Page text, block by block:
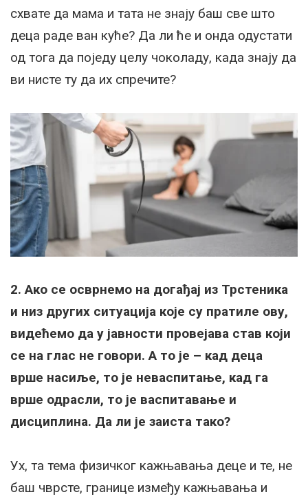
схвате да мама и тата не знају баш све што
деца раде ван куће? Да ли ће и онда одустати
од тога да поједу целу чоколаду, када знају да
ви нисте ту да их спречите?
2. Ако се осврнемо на догађај из Трстеника
и низ других ситуација које су пратиле ову,
видећемо да у јавности провејава став који
се на глас не говори. А то је – кад деца
врше насиље, то је неваспитање, кад га
врше одрасли, то је васпитавање и
дисциплина. Да ли је заиста тако?
Ух, та тема физичког кажњавања деце и те, не
баш чврсте, границе између кажњавања и